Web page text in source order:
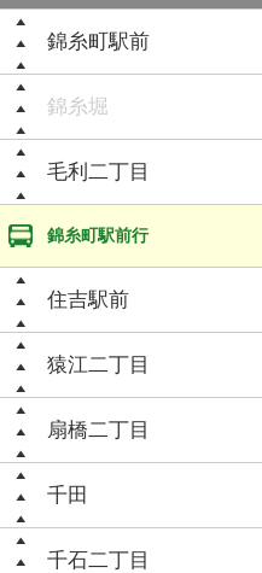
錦糸町駅前
錦糸堀
毛利二丁目
錦糸町駅前行
住吉駅前
猿江二丁目
扇橋二丁目
千田
千石二丁目